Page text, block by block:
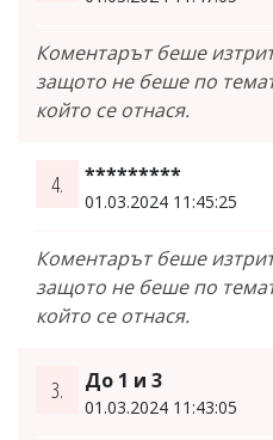
Коментарът беше
защото не беше по
който се отнася.
4. *********
01.03.2024 11:45:25
Коментарът беше
защото не беше по
който се отнася.
3. До 1 и 3
01.03.2024 11:43:05